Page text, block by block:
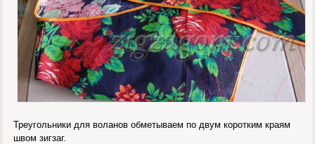
Треугольники для воланов обметываем по двум коротким краям
швом зигзаг.